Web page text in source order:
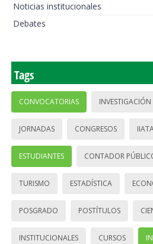
Noticias institucionales
Debates
Tags
CONVOCATORIAS INVESTIGACIÓN
JORNADAS CONGRESOS
ESTUDIANTES CONTADOR
TURISMO ESTADÍSTICA
POSGRADO POSTÍTULOS
INSTITUCIONALES CURSOS